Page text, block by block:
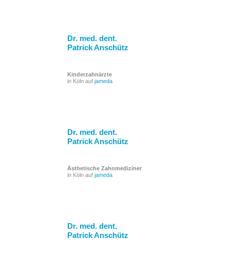
Dr. med. dent.
Patrick Anschütz
Kinderzahnärzte
in Köln auf jameda
Dr. med. dent.
Patrick Anschütz
Ästhetische Zahnmediziner
in Köln auf jameda
Dr. med. dent.
Patrick Anschütz